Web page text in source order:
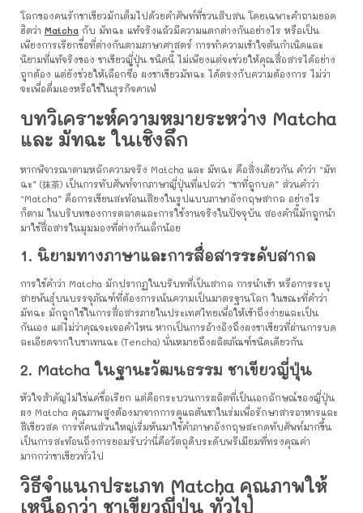
โลกของคนรักชาเขียวมักเต็มไปด้วยคำศัพท์ที่ชวนสับสน โดยเฉพาะคำถามยอด
ฮิตว่า Matcha กับ มัทฉะ แท้จริงแล้วมีความแตกต่างกันอย่างไร หรือเป็น
เพียงการเรียกชื่อที่ต่างกันตามภาษาศาสตร์ การทำความเข้าใจต้นกำเนิดและ
นิยามที่แท้จริงของ ชาเขียวญี่ปุ่น ชนิดนี้ ไม่เพียงแต่จะช่วยให้คุณสื่อสารได้อย่าง
ถูกต้อง แต่ยังช่วยให้เลือกซื้อ ผงชาเขียวมัทฉะ ได้ตรงกับความต้องการ ไม่ว่า
จะเพื่อดื่มเองหรือใช้ในธุรกิจคาเฟ่
บทวิเคราะห์ความหมายระหว่าง Matcha
และ มัทฉะ ในเชิงลึก
หากพิจารณาตามหลักความจริง Matcha และ มัทฉะ คือสิ่งเดียวกัน คำว่า “มัท
ฉะ” (抹茶) เป็นการทับศัพท์จากภาษาญี่ปุ่นที่แปลว่า “ชาที่ถูกบด” ส่วนคำว่า
“Matcha” คือการเขียนสะท้อนเสียงในรูปแบบภาษาอังกฤษสากล อย่างไร
ก็ตาม ในบริบทของการตลาดและการใช้งานจริงในปัจจุบัน สองคำนี้มักถูกนำ
มาใช้สื่อสารในมุมมองที่ต่างกันเล็กน้อย
1. นิยามทางภาษาและการสื่อสารระดับสากล
การใช้คำว่า Matcha มักปรากฏในบริบทที่เป็นสากล การนำเข้า หรือการระบุ
สายพันธุ์บนบรรจุภัณฑ์ที่ต้องการเน้นความเป็นมาตรฐานโลก ในขณะที่คำว่า
มัทฉะ มักถูกใช้ในการสื่อสารภายในประเทศไทยเพื่อให้เข้าถึงง่ายและเป็น
กันเอง แต่ไม่ว่าคุณจะเจอคำไหน หากเป็นการอ้างอิงถึงผงชาเขียวที่ผ่านการบด
ละเอียดจากใบชาเทนฉะ (Tencha) นั่นหมายถึงผลิตภัณฑ์ชนิดเดียวกัน
2. Matcha ในฐานะวัฒนธรรม ชาเขียวญี่ปุ่น
หัวใจสำคัญไม่ใช่แค่ชื่อเรียก แต่คือกระบวนการผลิตที่เป็นเอกลักษณ์ของญี่ปุ่น
ผง Matcha คุณภาพสูงต้องมาจากการดูแลต้นชาในร่มเพื่อรักษาสารอาหารและ
สีเขียวสด การที่คนส่วนใหญ่เริ่มหันมาใช้คำภาษาอังกฤษสะกดทับศัพท์มากขึ้น
เป็นการสะท้อนถึงการยอมรับว่านี่คือวัตถุดิบระดับพรีเมียมที่ทรงคุณค่า
มากกว่าชาเขียวทั่วไป
วิธีจำแนกประเภท Matcha คุณภาพให้
เหนือกว่า ชาเขียวญี่ปุ่น ทั่วไป